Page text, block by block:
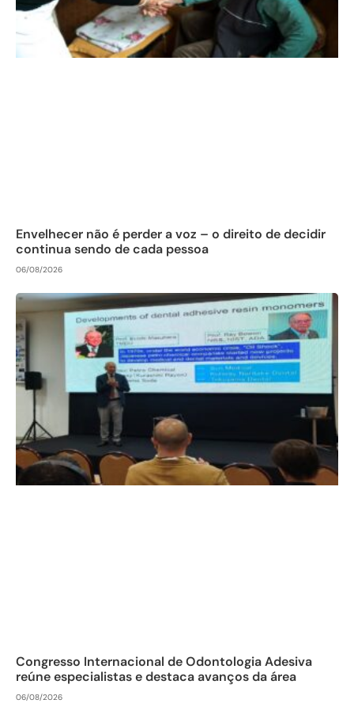
Envelhecer não é perder a voz – o direito de decidir
continua sendo de cada pessoa
06/08/2026
Congresso Internacional de Odontologia Adesiva
reúne especialistas e destaca avanços da área
06/08/2026